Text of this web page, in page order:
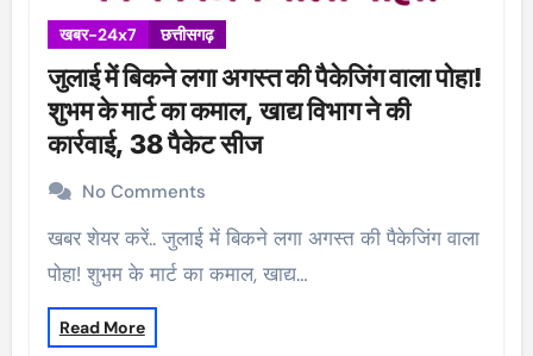
खबर-24x7 छत्तीसगढ़
जुलाई में बिकने लगा अगस्त की पैकेजिंग वाला पोहा!
शुभम के मार्ट का कमाल, खाद्य विभाग ने की
कार्रवाई, 38 पैकेट सीज
No Comments
खबर शेयर करें.. जुलाई में बिकने लगा अगस्त की पैकेजिंग वाला
पोहा! शुभम के मार्ट का कमाल, खाद्य…
Read More